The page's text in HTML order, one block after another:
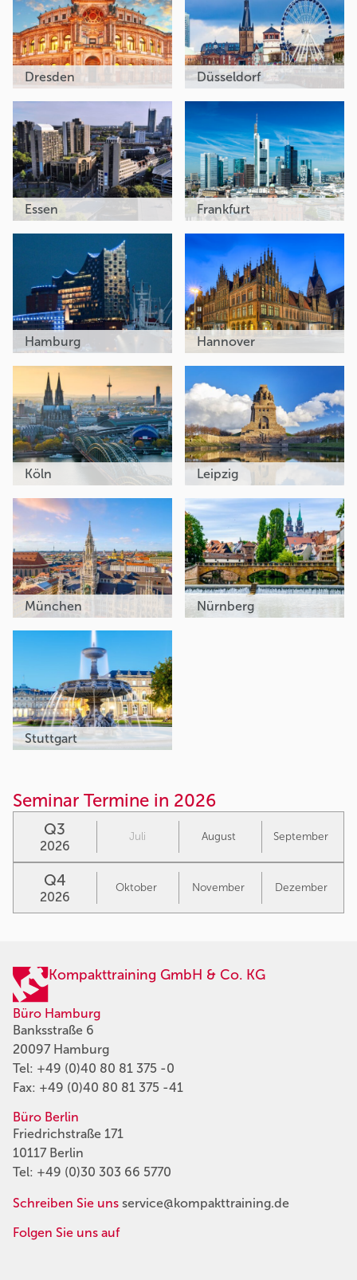
Dresden Düsseldorf
Essen Frankfurt
Hamburg Hannover
Köln Leipzig
München Nürnberg
Stuttgart
Seminar Termine in 2026
Q3
2026
Juli August September
Q4
2026
Oktober November Dezember
Kompakttraining GmbH & Co. KG
Büro Hamburg
Banksstraße 6
20097 Hamburg
Tel: +49 (0)40 80 81 375 -0
Fax: +49 (0)40 80 81 375 -41
Büro Berlin
Friedrichstraße 171
10117 Berlin
Tel: +49 (0)30 303 66 5770
Schreiben Sie uns service@kompakttraining.de
Folgen Sie uns auf